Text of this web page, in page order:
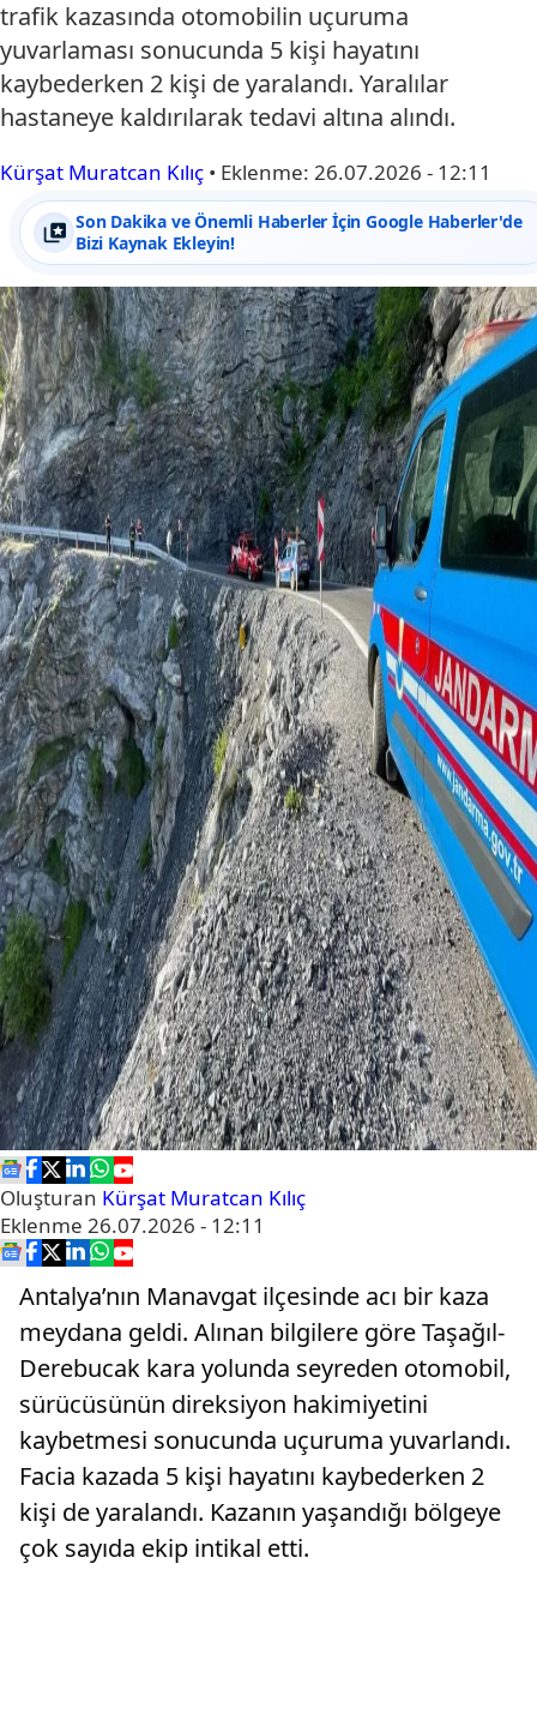
trafik kazasında otomobilin uçuruma
yuvarlaması sonucunda 5 kişi hayatını
kaybederken 2 kişi de yaralandı. Yaralılar
hastaneye kaldırılarak tedavi altına alındı.
Kürşat Muratcan Kılıç • Eklenme: 26.07.2026 - 12:11
Son Dakika ve Önemli Haberler İçin Google Haberler'de
Bizi Kaynak Ekleyin!
Oluşturan Kürşat Muratcan Kılıç
Eklenme 26.07.2026 - 12:11
Antalya’nın Manavgat ilçesinde acı bir kaza
meydana geldi. Alınan bilgilere göre Taşağıl-
Derebucak kara yolunda seyreden otomobil,
sürücüsünün direksiyon hakimiyetini
kaybetmesi sonucunda uçuruma yuvarlandı.
Facia kazada 5 kişi hayatını kaybederken 2
kişi de yaralandı. Kazanın yaşandığı bölgeye
çok sayıda ekip intikal etti.